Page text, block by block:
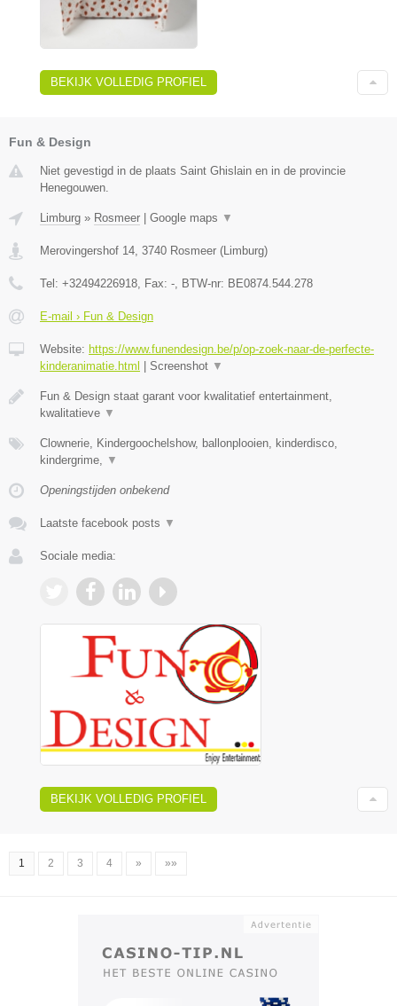
BEKIJK VOLLEDIG PROFIEL
Fun & Design
Niet gevestigd in de plaats Saint Ghislain en in de provincie
Henegouwen.
Limburg » Rosmeer | Google maps ▼
Merovingershof 14 3740 Rosmeer (Limburg)
Tel: +32494226918 , Fax: - , BTW-nr: BE0874.544.278
E-mail › Fun & Design
Website: https://www.funendesign.be/p/op-zoek-naar-de-perfecte-
kinderanimatie.html | Screenshot ▼
Fun & Design staat garant voor kwalitatief entertainment,
kwalitatieve ▼
Clownerie, Kindergoochelshow, ballonplooien, kinderdisco,
kindergrime,
▼
Openingstijden onbekend
Laatste facebook posts ▼
Sociale media:
BEKIJK VOLLEDIG PROFIEL
1 2 3 4 » »»